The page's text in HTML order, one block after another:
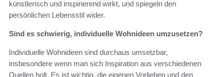
künstlerisch und inspirierend wirkt, und spiegeln den
persönlichen Lebensstil wider.
Sind es schwierig, individuelle Wohnideen umzusetzen?
Individuelle Wohnideen sind durchaus umsetzbar,
insbesondere wenn man sich Inspiration aus verschiedenen
Quellen holt. Es ist wichtig, die eigenen Vorlieben und den